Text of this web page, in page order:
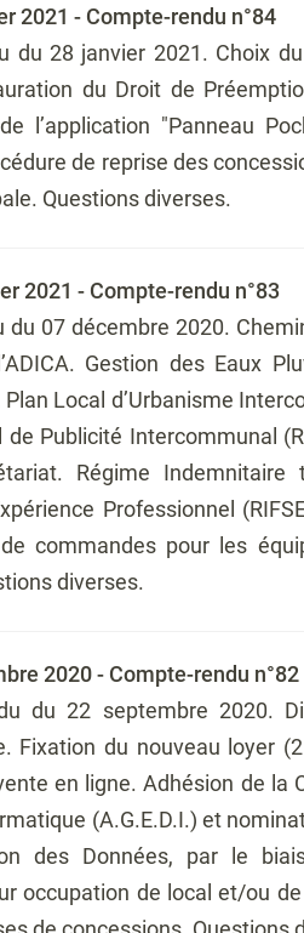
2021 - Compte-rendu n°84
du 28 janvier 2021. Choix
du Droit de
l’application "Panneau
de reprise des
Questions diverses.
2021 - Compte-rendu n°83
07 décembre 2020.
Gestion des Eaux
Local d’Urbanisme
Publicité Intercommunal
Régime
Professionnel
commandes pour les
diverses.
2020 - Compte-rendu n°82
du 22 septembre 2020.
Fixation du nouveau loyer
en ligne. Adhésion de la
(A.G.E.D.I.) et
des Données, par le biais
occupation de local et/ou